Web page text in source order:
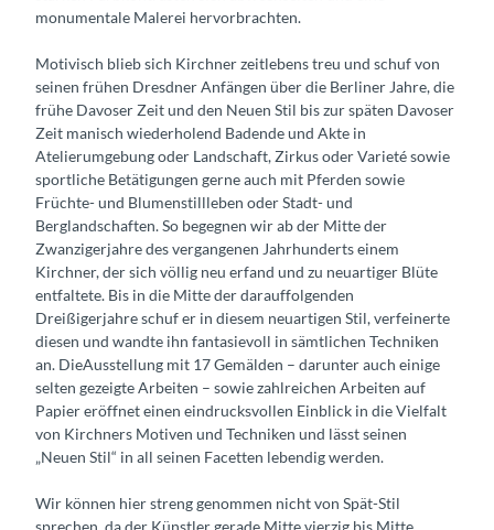
monumentale Malerei hervorbrachten.
Motivisch blieb sich Kirchner zeitlebens treu und schuf von
seinen frühen Dresdner Anfängen über die Berliner Jahre, die
frühe Davoser Zeit und den Neuen Stil bis zur späten Davoser
Zeit manisch wiederholend Badende und Akte in
Atelierumgebung oder Landschaft, Zirkus oder Varieté sowie
sportliche Betätigungen gerne auch mit Pferden sowie
Früchte- und Blumenstillleben oder Stadt- und
Berglandschaften. So begegnen wir ab der Mitte der
Zwanzigerjahre des vergangenen Jahrhunderts einem
Kirchner, der sich völlig neu erfand und zu neuartiger Blüte
entfaltete. Bis in die Mitte der darauffolgenden
Dreißigerjahre schuf er in diesem neuartigen Stil, verfeinerte
diesen und wandte ihn fantasievoll in sämtlichen Techniken
an. DieAusstellung mit 17 Gemälden – darunter auch einige
selten gezeigte Arbeiten – sowie zahlreichen Arbeiten auf
Papier eröffnet einen eindrucksvollen Einblick in die Vielfalt
von Kirchners Motiven und Techniken und lässt seinen
„Neuen Stil“ in all seinen Facetten lebendig werden.
Wir können hier streng genommen nicht von Spät-Stil
sprechen, da der Künstler gerade Mitte vierzig bis Mitte